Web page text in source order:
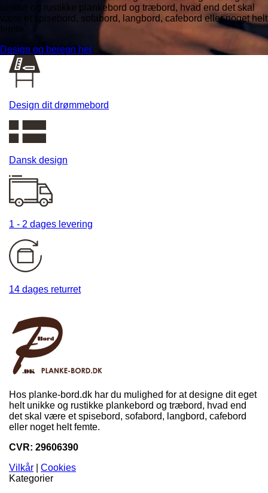
unikke og rustikke plankebord og træbord, hvad end det skal
være et spisebord, sofabord, langbord, cafebord eller noget helt
femte.
Design og beregn her
Design dit drømmebord
Dansk design
1 - 2 dages levering
14 dages returret
Hos planke-bord.dk har du mulighed for at designe dit eget
helt unikke og rustikke plankebord og træbord, hvad end
det skal være et spisebord, sofabord, langbord, cafebord
eller noget helt femte.
CVR: 29606390
Vilkår
Cookies
Kategorier